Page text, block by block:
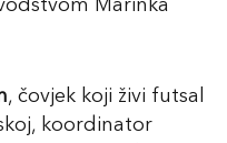
Marinka
, čovjek koji živi futsal
koordinator